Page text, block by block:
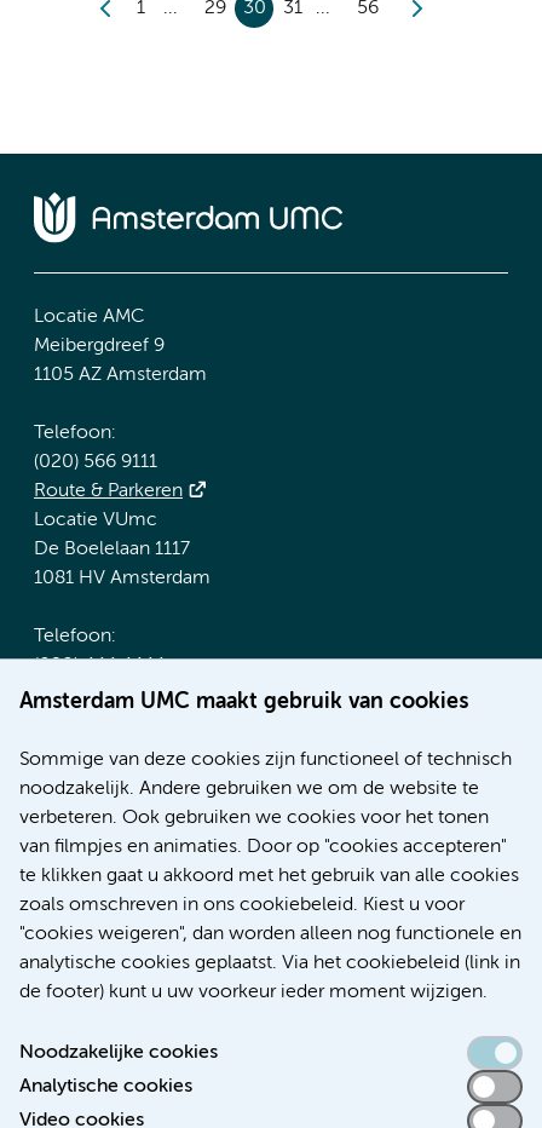
Amsterdam UMC maakt gebruik van cookies
Sommige van deze cookies zijn functioneel of technisch
noodzakelijk. Andere gebruiken we om de website te
verbeteren. Ook gebruiken we cookies voor het tonen
van filmpjes en animaties. Door op "cookies accepteren"
te klikken gaat u akkoord met het gebruik van alle cookies
zoals omschreven in ons cookiebeleid. Kiest u voor
"cookies weigeren", dan worden alleen nog functionele en
analytische cookies geplaatst. Via het cookiebeleid (link in
de footer) kunt u uw voorkeur ieder moment wijzigen.
Noodzakelijke cookies
Analytische cookies
Video cookies
1 29 30 31 56
Locatie AMC
Meibergdreef 9
1105 AZ Amsterdam
Telefoon:
(020) 566 9111
Route & Parkeren
Locatie VUmc
De Boelelaan 1117
1081 HV Amsterdam
Telefoon:
(020) 444 4444
Route & Parkeren
Meer Amsterdam UMC websites:
Werken bij Amsterdam UMC
Over Amsterdam UMC
Nieuws
Research
Educatie Locatie VUmc
Toegankelijkheidsverklaring